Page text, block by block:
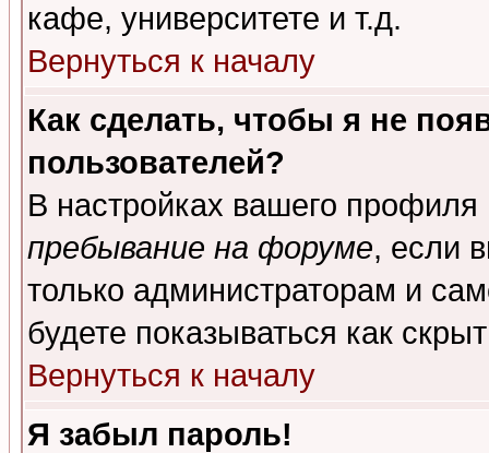
кафе, университете и т.д.
Вернуться к началу
Как сделать, чтобы я не
пользователей?
В настройках вашего
пребывание на форуме, если
только администраторам и
будете показываться как
Вернуться к началу
Я забыл пароль!